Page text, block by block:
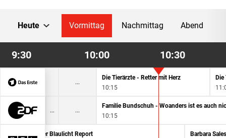
Heute Vormittag Nachmittag Abend
9:30 10:00 10:30
im Ersten
Die Tierärzte - Retter mit Herz
10:15
Familie Bundschuh - Woanders ist es auch
10:15
Der Blaulicht Report
Barbara